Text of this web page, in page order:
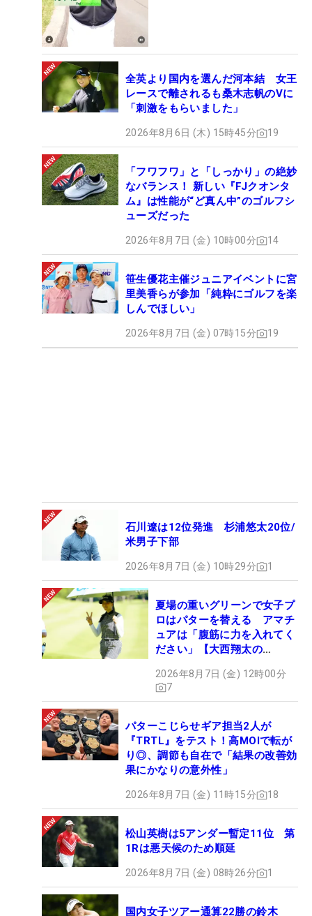
全英より国内を選んだ河本結 女王
レースで離されるも桑木志帆のVに
「刺激をもらいました」
2026年8月6日 (木) 15時45分 19
「フワフワ」と「しっかり」の絶妙
なバランス！ 新しい『FJクオンタ
ム』は性能が“ど真ん中”のゴルフシ
ューズだった
2026年8月7日 (金) 10時00分 14
笹生優花主催ジュニアイベントに宮
里美香らが参加「純粋にゴルフを楽
しんでほしい」
2026年8月7日 (金) 07時15分 19
石川遼は12位発進 杉浦悠太20位/
米男子下部
2026年8月7日 (金) 10時29分 1
夏場の重いグリーンで女子プ
ロはパターを替える アマチ
ュアは「腹筋に力を入れてく
ださい」【大西翔太の
2026年8月7日 (金) 12時00分
7
パターこじらせギア担当2人が
『TRTL』をテスト！高MOIで転が
り◎、調節も自在で「結果の改善効
果にかなりの意外性」
2026年8月7日 (金) 11時15分 18
松山英樹は5アンダー暫定11位 第
1Rは悪天候のため順延
2026年8月7日 (金) 08時26分 1
国内女子ツアー通算22勝の鈴木